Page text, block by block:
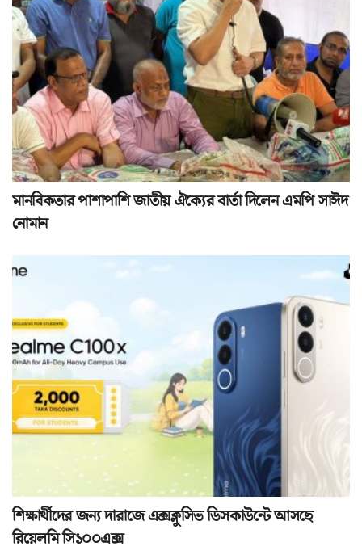
মানবিকতার পাশাপাশি জাতীয় ঐক্যের বার্তা দিলেন এমপি সাঈদ
নোমান
শিক্ষার্থীদের জন্য দারাজে এক্সক্লুসিভ ডিসকাউন্টে আসছে
রিয়েলমি সি১০০এক্স